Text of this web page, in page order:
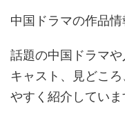
中国ドラマの作品情
話題の中国ドラマや
キャスト、見どこ
やすく紹介していま